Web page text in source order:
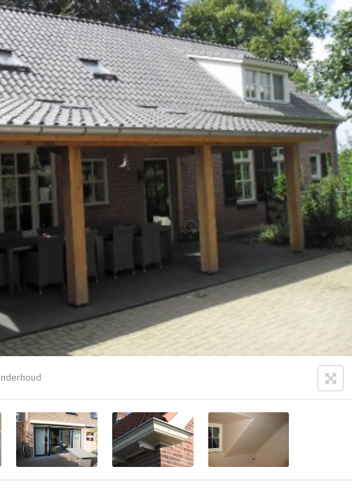
TUININRICHTING